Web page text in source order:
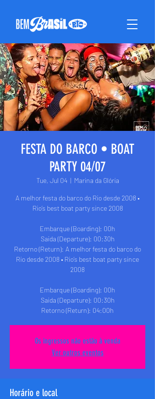
FESTA DO BARCO • BOAT
PARTY 04/07
Tue, Jul 04
  |
Marina da Glória
A melhor festa do barco do Rio desde 2008 •
Rio’s best boat party since 2008
Embarque (Boarding): 00h
Saida (Departure): 00:30h
Retorno (Return): A melhor festa do barco do
Rio desde 2008 • Rio’s best boat party since
2008
Embarque (Boarding): 00h
Saida (Departure): 00:30h
Retorno (Return): 04:00h
Os ingressos não estão à venda
Ver outros eventos
Horário e local